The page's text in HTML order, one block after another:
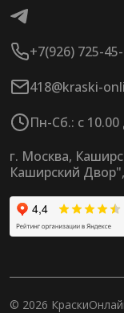
+7(926) 725-
418@kraski-
Пн-Сб.: с 10.00
г. Москва,
Каширский
© 2026